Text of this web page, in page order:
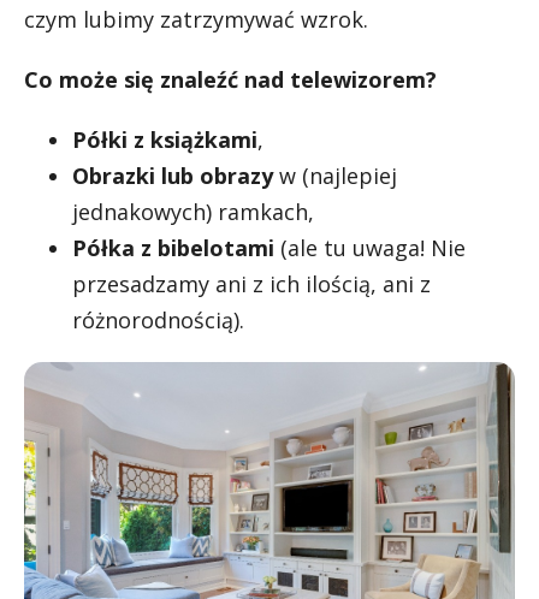
czym lubimy zatrzymywać wzrok.
Co może się znaleźć nad telewizorem?
Półki z książkami,
Obrazki lub obrazyw (najlepiej
jednakowych) ramkach,
Półka z bibelotami (ale tu uwaga! Nie
przesadzamy ani z ich ilością, ani z
różnorodnością).